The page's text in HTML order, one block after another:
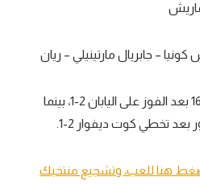
– جابريال مارتينيلي – ريان
وتأهل منتخب البرازيل لدور الـ16 بعد الفوز على اليابان 2-1، بينما
تخطي كوت ديفوار 2-1.
هنا للعب، وتشجيع منتخبك